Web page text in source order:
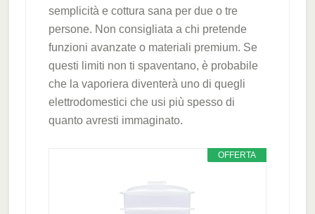
semplicità e cottura sana per due o tre
persone. Non consigliata a chi pretende
funzioni avanzate o materiali premium. Se
questi limiti non ti spaventano, è probabile
che la vaporiera diventerà uno di quegli
elettrodomestici che usi più spesso di
quanto avresti immaginato.
OFFERTA